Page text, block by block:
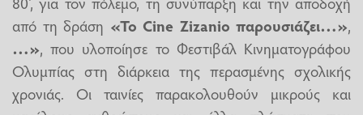
από τη δράση «Το Cine Zizanio παρουσιάζει…»,
…», που υλοποίησε το Φεστιβάλ Κινηματογράφου
Ολυμπίας στη διάρκεια της περασμένης σχολικής
χρονιάς. Οι ταινίες παρακολουθούν μικρούς και